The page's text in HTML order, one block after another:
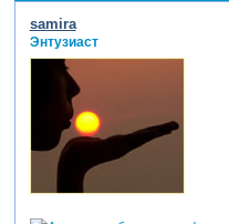
samira
Энтузиаст